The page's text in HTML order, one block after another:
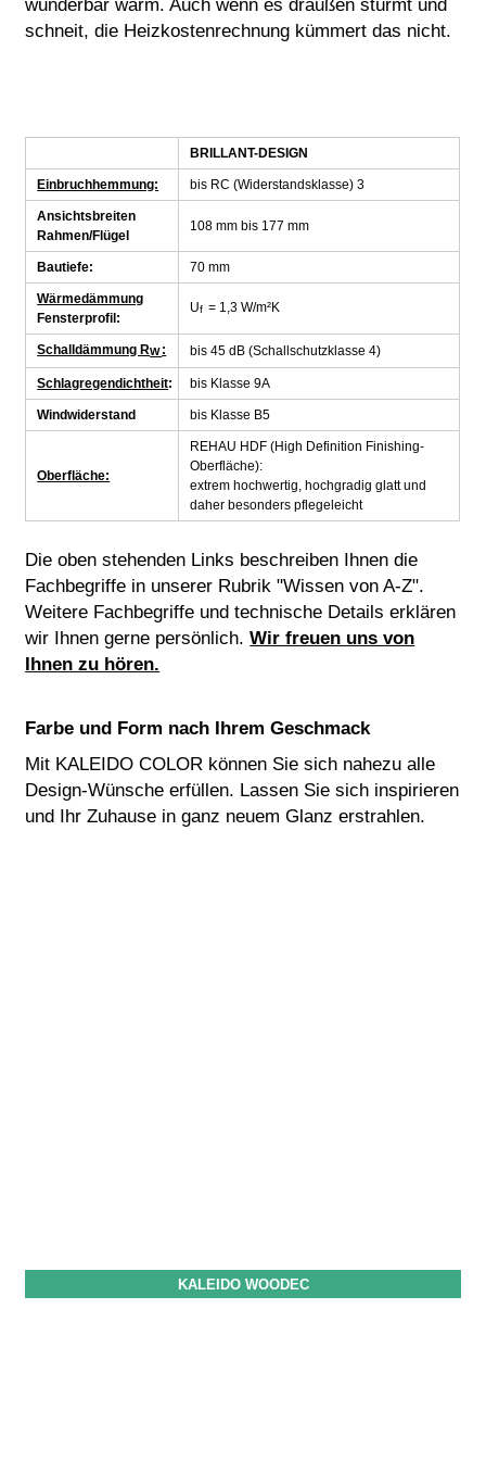
wunderbar warm. Auch wenn es draußen stürmt und
schneit, die Heizkostenrechnung kümmert das nicht.
BRILLANT-DESIGN
Einbruch­hemmung: bis RC (Widerstandsklasse) 3
Ansichtsbreiten
Rahmen/Flügel
108 mm bis 177 mm
Bautiefe: 70 mm
Wärmedämmung
Fensterprofil:
Uf = 1,3 W/m²K
Schalldämmung RW: bis 45 dB (Schallschutzklasse 4)
Schlagregendichtheit: bis Klasse 9A
Windwiderstand bis Klasse B5
Ober­fläche:
REHAU HDF (High Definition Finishing-
Oberfläche):
extrem hochwertig, hochgradig glatt und
daher besonders pflegeleicht
Die oben stehenden Links beschreiben Ihnen die
Fachbegriffe in unserer Rubrik "Wissen von A-Z".
Weitere Fachbegriffe und technische Details erklären
wir Ihnen gerne persönlich.Wir freuen uns von
Ihnen zu hören.
Farbe und Form nach Ihrem Geschmack
Mit KALEIDO COLOR können Sie sich nahezu alle
Design-Wünsche erfüllen. Lassen Sie sich inspirieren
und Ihr Zuhause in ganz neuem Glanz erstrahlen.
KALEIDO WOODEC